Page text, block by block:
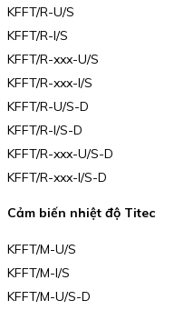
KFFT/R-U/S
KFFT/R-I/S
KFFT/R-xxx-U/S
KFFT/R-xxx-I/S
KFFT/R-U/S-D
KFFT/R-I/S-D
KFFT/R-xxx-U/S-D
KFFT/R-xxx-I/S-D
Cảm biến nhiệt độ Titec
KFFT/M-U/S
KFFT/M-I/S
KFFT/M-U/S-D